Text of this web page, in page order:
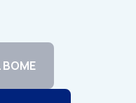
BOME